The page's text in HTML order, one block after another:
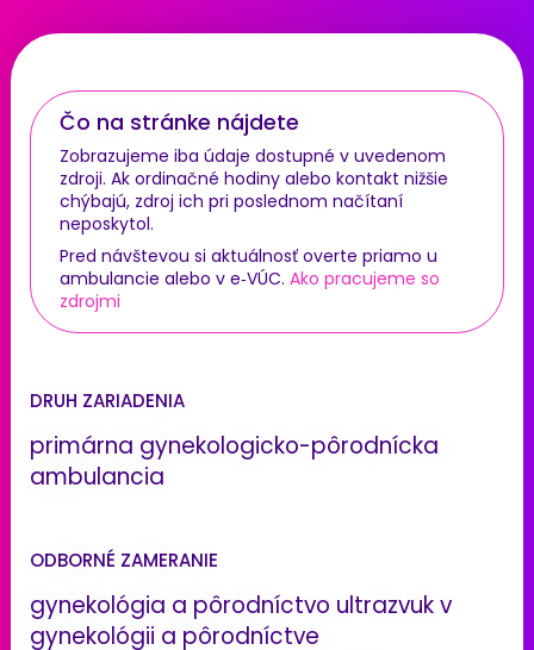
Čo na stránke nájdete
Zobrazujeme iba údaje dostupné v uvedenom
zdroji. Ak ordinačné hodiny alebo kontakt nižšie
chýbajú, zdroj ich pri poslednom načítaní
neposkytol.
Pred návštevou si aktuálnosť overte priamo u
ambulancie alebo v e‑VÚC. Ako pracujeme so
zdrojmi
DRUH ZARIADENIA
primárna gynekologicko-pôrodnícka
ambulancia
ODBORNÉ ZAMERANIE
gynekológia a pôrodníctvo ultrazvuk v
gynekológii a pôrodníctve